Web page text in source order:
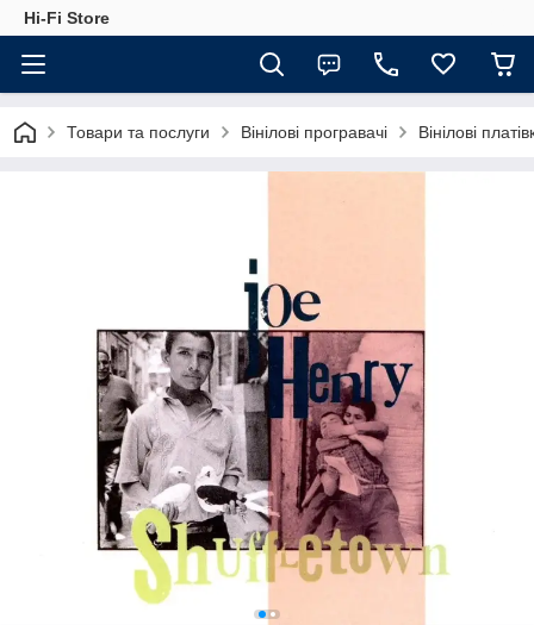
Hi-Fi Store
Товари та послуги Вінілові програвачі Вінілові